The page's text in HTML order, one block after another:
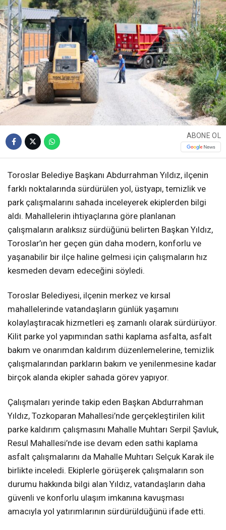
ABONE OL
Toroslar Belediye Başkanı Abdurrahman Yıldız, ilçenin
farklı noktalarında sürdürülen yol, üstyapı, temizlik ve
park çalışmalarını sahada inceleyerek ekiplerden bilgi
aldı. Mahallelerin ihtiyaçlarına göre planlanan
çalışmaların aralıksız sürdüğünü belirten Başkan Yıldız,
Toroslar’ın her geçen gün daha modern, konforlu ve
yaşanabilir bir ilçe haline gelmesi için çalışmaların hız
kesmeden devam edeceğini söyledi.
Toroslar Belediyesi, ilçenin merkez ve kırsal
mahallelerinde vatandaşların günlük yaşamını
kolaylaştıracak hizmetleri eş zamanlı olarak sürdürüyor.
Kilit parke yol yapımından sathi kaplama asfalta, asfalt
bakım ve onarımdan kaldırım düzenlemelerine, temizlik
çalışmalarından parkların bakım ve yenilenmesine kadar
birçok alanda ekipler sahada görev yapıyor.
Çalışmaları yerinde takip eden Başkan Abdurrahman
Yıldız, Tozkoparan Mahallesi’nde gerçekleştirilen kilit
parke kaldırım çalışmasını Mahalle Muhtarı Serpil Şavluk,
Resul Mahallesi’nde ise devam eden sathi kaplama
asfalt çalışmalarını da Mahalle Muhtarı Selçuk Karak ile
birlikte inceledi. Ekiplerle görüşerek çalışmaların son
durumu hakkında bilgi alan Yıldız, vatandaşların daha
güvenli ve konforlu ulaşım imkanına kavuşması
amacıyla yol yatırımlarının sürdürüldüğünü ifade etti.